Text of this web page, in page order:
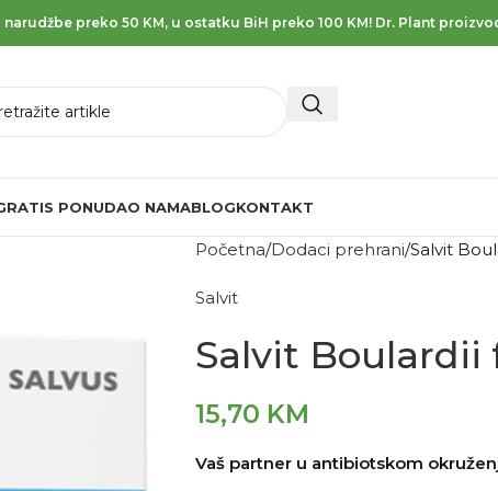
preko 50 KM, u ostatku BiH preko 100 KM! Dr. Plant
PONUDAO NAMABLOGKONTAKT
Početna Dodaci prehrani Salvit
Salvit
Salvit Boulardii
15,70 KM
Vaš partner u antibiotskom